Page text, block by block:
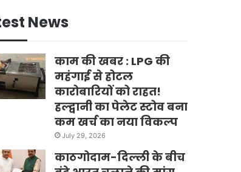
News
काम की खबर : LPG की
महंगाई से होटल
कारोबारियों को राहत!
हल्द्वानी का पेलेट स्टोव बना
कम खर्च का नया विकल्प
July 29, 2026
काठगोदाम-दिल्ली के बीच